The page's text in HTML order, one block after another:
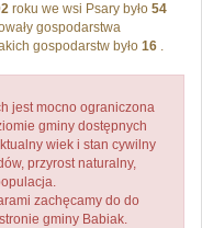
roku we wsi Psary było 54
gospodarstwa
gospodarstw było 16 .
jest mocno ograniczona
gminy dostępnych
wiek i stan cywilny
przyrost naturalny,
zachęcamy do do
gminy Babiak.